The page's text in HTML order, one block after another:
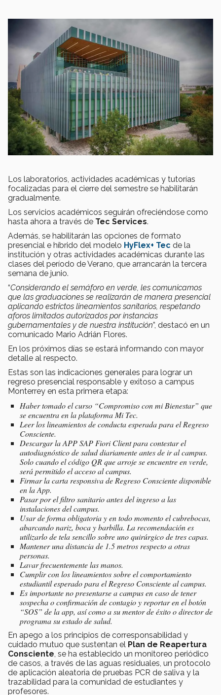
Los laboratorios, actividades académicas y tutorías
focalizadas para el cierre del semestre se habilitarán
gradualmente.
Los servicios académicos seguirán ofreciéndose como
hasta ahora a través de Tec Services.
Además, se habilitarán las opciones de formato
presencial e híbrido del modelo HyFlex+ Tec de la
institución y otras actividades académicas durante las
clases del período de Verano, que arrancarán la tercera
semana de junio.
“Considerando el semáforo en verde, les comunicamos
que las graduaciones se realizarán de manera presencial
aplicando estrictos lineamientos sanitarios, respetando
aforos limitados autorizados por instancias
gubernamentales y de nuestra institución”, destacó en un
comunicado Mario Adrián Flores.
En los próximos días se estará informando con mayor
detalle al respecto.
Estas son las indicaciones generales para lograr un
regreso presencial responsable y exitoso a campus
Monterrey en esta primera etapa:
Haber tomado el curso “Compromiso con mi Bienestar” que
se encuentra en la plataforma Mi Tec.
Leer los lineamientos de conducta esperada para el Regreso
Consciente.
Descargar la APP SAP Fiori Client para contestar el
autodiagnóstico de salud diariamente antes de ir al campus.
Solo cuando el código QR que arroje se encuentre en verde,
será permitido el acceso al campus.
Firmar la carta responsiva de Regreso Consciente disponible
en la App.
Pasar por el filtro sanitario antes del ingreso a las
instalaciones del campus.
Usar de forma obligatoria y en todo momento el cubrebocas,
abarcando nariz, boca y barbilla. La recomendación es
utilizarlo de tela sencillo sobre uno quirúrgico de tres capas.
Mantener una distancia de 1.5 metros respecto a otras
personas.
Lavar frecuentemente las manos.
Cumplir con los lineamientos sobre el comportamiento
estudiantil esperado para el Regreso Consciente al campus.
Es importante no presentarse a campus en caso de tener
sospecha o confirmación de contagio y reportar en el botón
“SOS” de la app, así como a su mentor de éxito o director de
programa su estado de salud.
En apego a los principios de corresponsabilidad y
cuidado mutuo que sustentan el Plan de Reapertura
Consciente, se ha establecido un monitoreo periódico
de casos, a través de las aguas residuales, un protocolo
de aplicación aleatoria de pruebas PCR de saliva y la
trazabilidad para la comunidad de estudiantes y
profesores.